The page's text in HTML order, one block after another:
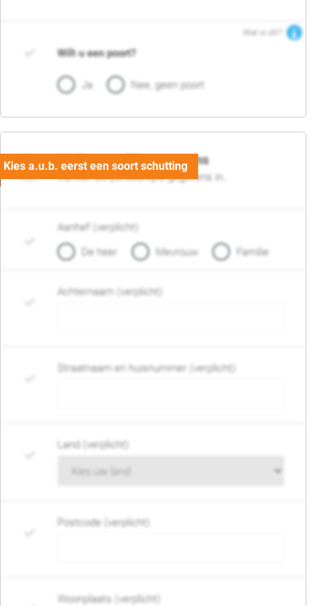
Wat is dit?
Wilt u een poort?
Ja Nee, geen poort
06. Persoonlijke gegevens
Vul hier uw persoonlijke gegevens in..
Aanhef (verplicht)
De heer
Mevrouw Familie
Achternaam (verplicht)
Straatnaam en huisnummer (verplicht)
Land (verplicht)
Postcode (verplicht)
Woonplaats (verplicht)